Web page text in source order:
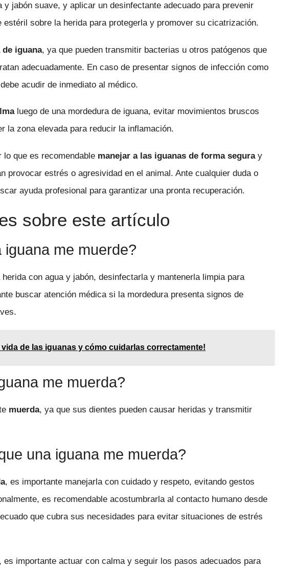
y jabón suave, y aplicar un desinfectante adecuado para prevenir
sobre la herida para protegerla y promover su cicatrización.
iguana, ya que pueden transmitir bacterias u otros patógenos que
adecuadamente. En caso de presentar signos de infección como
acudir de inmediato al médico.
luego de una mordedura de iguana, evitar movimientos bruscos
la zona elevada para reducir la inflamación.
que es recomendable manejar a las iguanas de forma seguray
provocar estrés o agresividad en el animal. Ante cualquier duda o
ayuda profesional para garantizar una pronta recuperación.
sobre este artículo
me muerde?
con agua y jabón, desinfectarla y mantenerla limpia para
buscar atención médica si la mordedura presenta signos de
vida de las iguanas y cómo cuidarlas correctamente!
me muerda?
muerda, ya que sus dientes pueden causar heridas y transmitir
una iguana me muerda?
, es importante manejarla con cuidado y respeto, evitando gestos
es recomendable acostumbrarla al contacto humano desde
que cubra sus necesidades para evitar situaciones de estrés
, es importante actuar con calma y seguir los pasos adecuados para